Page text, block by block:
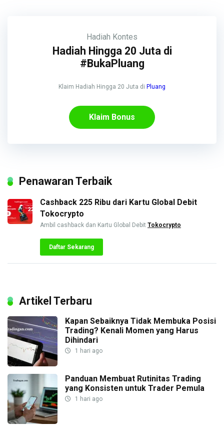
Hadiah Kontes
Hadiah Hingga 20 Juta di
#BukaPluang
Klaim Hadiah Hingga 20 Juta di Pluang
Klaim Bonus
Penawaran Terbaik
Cashback 225 Ribu dari Kartu Global Debit
Tokocrypto
Ambil cashback dan Kartu Global Debit Tokocrypto
Daftar Sekarang
Artikel Terbaru
Kapan Sebaiknya Tidak Membuka Posisi
Trading? Kenali Momen yang Harus
Dihindari
1 hari ago
Panduan Membuat Rutinitas Trading
yang Konsisten untuk Trader Pemula
1 hari ago